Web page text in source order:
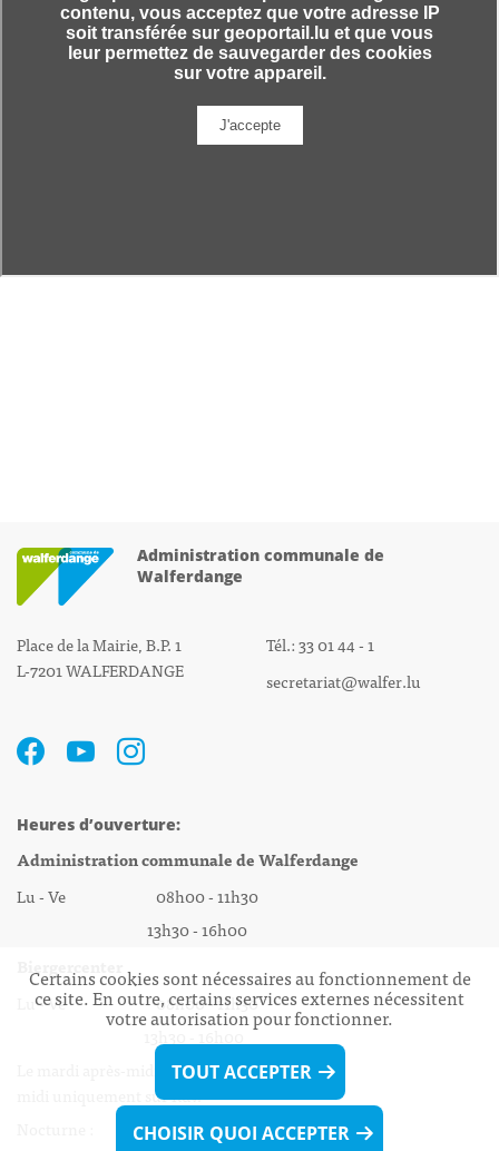
Administration communale de
Walferdange
Place de la Mairie, B.P. 1
L-7201 WALFERDANGE
Tél.: 33 01 44 - 1
secretariat@walfer.lu
Heures d’ouverture:
Administration communale de Walferdange
Lu - Ve 08h00 - 11h30
13h30 - 16h00
Lu - Ve 08h00 - 11h30
Le mardi après-midi et le vendredi après-
midi uniquement sur Rdv.
Certains cookies sont nécessaires au fonctionnement de
ce site. En outre, certains services externes nécessitent
votre autorisation pour fonctionner.
TOUT ACCEPTER
CHOISIR QUOI ACCEPTER